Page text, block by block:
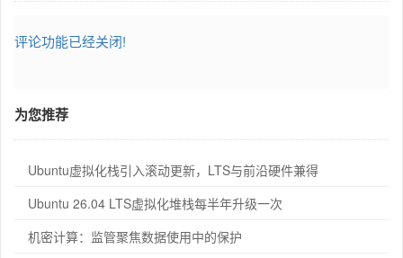
评论功能已经关闭!
为您推荐
Ubuntu虚拟化栈引入滚动更新，LTS与前沿硬件兼得
Ubuntu 26.04 LTS虚拟化堆栈每半年升级一次
机密计算：监管聚焦数据使用中的保护